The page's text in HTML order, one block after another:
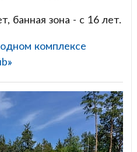
банная зона - с 16 лет.
комплексе